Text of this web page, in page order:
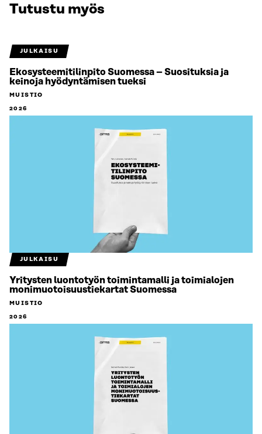
Tutustu myös
JULKAISU
Ekosysteemitilinpito Suomessa – Suosituksia ja
keinoja hyödyntämisen tueksi
MUISTIO
2026
JULKAISU
Yritysten luontotyön toimintamalli ja toimialojen
monimuotoisuustiekartat Suomessa
MUISTIO
2026